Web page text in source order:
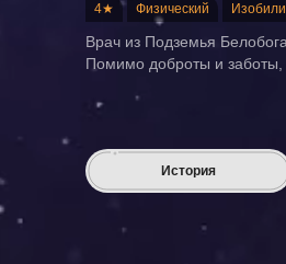
4★ Физический
Врач из Подземья
Помимо доброты и заботы,
История